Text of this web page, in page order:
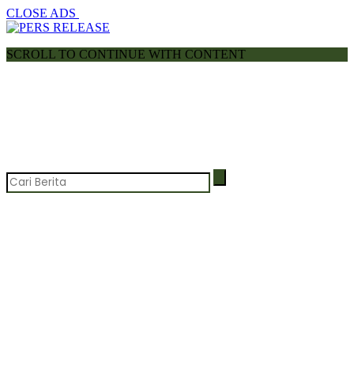
CLOSE ADS
SCROLL TO CONTINUE WITH CONTENT